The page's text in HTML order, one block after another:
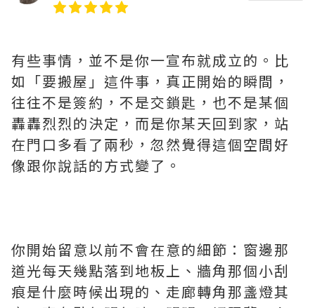
有些事情，並不是你一宣布就成立的。比
如「要搬屋」這件事，真正開始的瞬間，
往往不是簽約，不是交鎖匙，也不是某個
轟轟烈烈的決定，而是你某天回到家，站
在門口多看了兩秒，忽然覺得這個空間好
像跟你說話的方式變了。
你開始留意以前不會在意的細節：窗邊那
道光每天幾點落到地板上、牆角那個小刮
痕是什麼時候出現的、走廊轉角那盞燈其